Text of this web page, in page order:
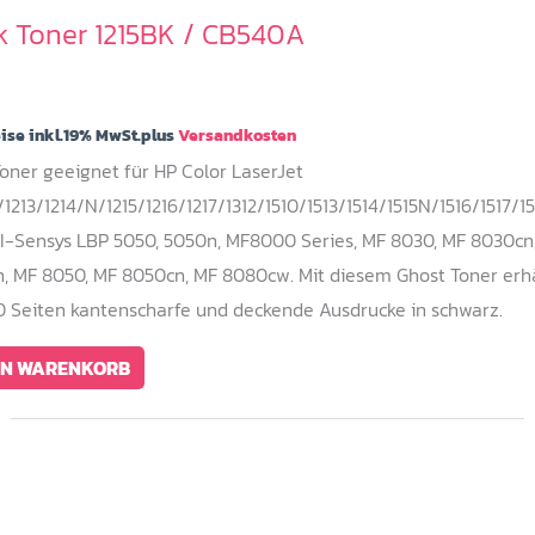
Toner 1215BK / CB540A
inkl.19% MwSt.plusVersandkosten
geeignet für HP Color LaserJet
1214/N/1215/1216/1217/1312/1510/1513/1514/1515N/1516/1517/
Sensys LBP 5050, 5050n, MF8000 Series, MF 8030, MF
MF 8050, MF 8050cn, MF 8080cw. Mit diesem Ghost Toner
Seiten kantenscharfe und deckende Ausdrucke in schwarz.
WARENKORB